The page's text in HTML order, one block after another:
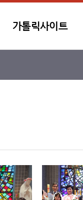
가톨릭사이트